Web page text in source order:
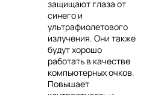
защищают глаза от
синего и
ультрафиолетового
излучения. Они также
будут хорошо
работать в качестве
компьютерных очков.
Повышает